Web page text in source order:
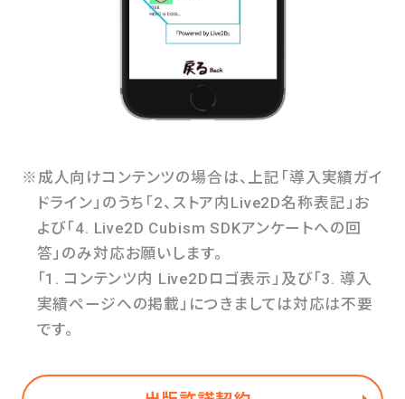
※成人向けコンテンツの場合は、上記「導入実績ガイ
ドライン」のうち「2、ストア内Live2D名称表記」お
よび「4. Live2D Cubism SDKアンケートへの回
答」のみ対応お願いします。
「1. コンテンツ内 Live2Dロゴ表示」及び「3. 導入
実績ページへの掲載」につきましては対応は不要
です。